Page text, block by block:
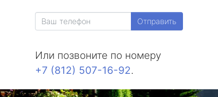
Отправить
Или позвоните по номеру
+7 (812) 507-16-92.